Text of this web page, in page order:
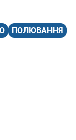
ПОЛЮВАННЯ